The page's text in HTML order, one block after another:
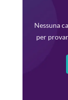
Nessuna
per